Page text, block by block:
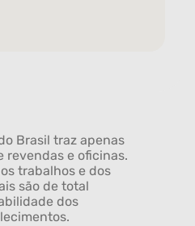
Brasil traz apenas
revendas e oficinas.
trabalhos e dos
são de total
dos